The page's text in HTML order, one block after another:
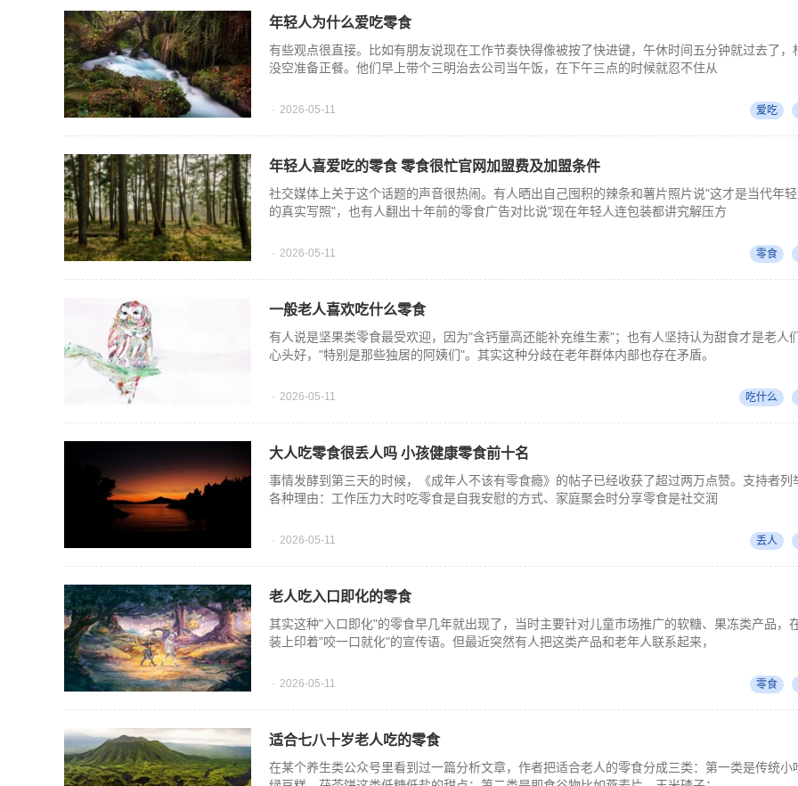
年轻人为什么爱吃零食
有些观点很直接。比如有朋友说现在工作节奏快得像被按了快进键，午休时间五分钟就过去了，
没空准备正餐。他们早上带个三明治去公司当午饭，在下午三点的时候就忍不住从
2026-05-11 爱吃
年轻人喜爱吃的零食 零食很忙官网加盟费及加盟条件
社交媒体上关于这个话题的声音很热闹。有人晒出自己囤积的辣条和薯片照片说"这才是当代年轻
的真实写照"，也有人翻出十年前的零食广告对比说"现在年轻人连包装都讲究解压方
2026-05-11 零食
一般老人喜欢吃什么零食
有人说是坚果类零食最受欢迎，因为"含钙量高还能补充维生素"；也有人坚持认为甜食才是老人
心头好，"特别是那些独居的阿姨们"。其实这种分歧在老年群体内部也存在矛盾。
2026-05-11 吃什么
大人吃零食很丢人吗 小孩健康零食前十名
事情发酵到第三天的时候，《成年人不该有零食瘾》的帖子已经收获了超过两万点赞。支持者列
各种理由：工作压力大时吃零食是自我安慰的方式、家庭聚会时分享零食是社交润
2026-05-11 丢人
老人吃入口即化的零食
其实这种"入口即化"的零食早几年就出现了，当时主要针对儿童市场推广的软糖、果冻类产品，
装上印着"咬一口就化"的宣传语。但最近突然有人把这类产品和老年人联系起来，
2026-05-11 零食
适合七八十岁老人吃的零食
在某个养生类公众号里看到过一篇分析文章，作者把适合老人的零食分成三类：第一类是传统小